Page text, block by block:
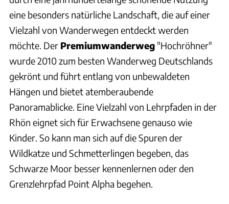
eine besonders natürliche Landschaft, die auf einer
Vielzahl von Wanderwegen entdeckt werden
möchte. Der Premiumwanderweg "Hochröhner"
wurde 2010 zum besten Wanderweg Deutschlands
gekrönt und führt entlang von unbewaldeten
Hängen und bietet atemberaubende
Panoramablicke. Eine Vielzahl von Lehrpfaden in der
Rhön eignet sich für Erwachsene genauso wie
Kinder. So kann man sich auf die Spuren der
Wildkatze und Schmetterlingen begeben, das
Schwarze Moor besser kennenlernen oder den
Grenzlehrpfad Point Alpha begehen.